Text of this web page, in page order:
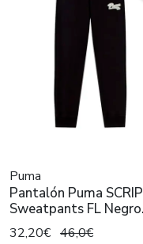
Puma
Pantalón Puma
Sweatpants FL Negro
Mujer
32,20€ 46,0€